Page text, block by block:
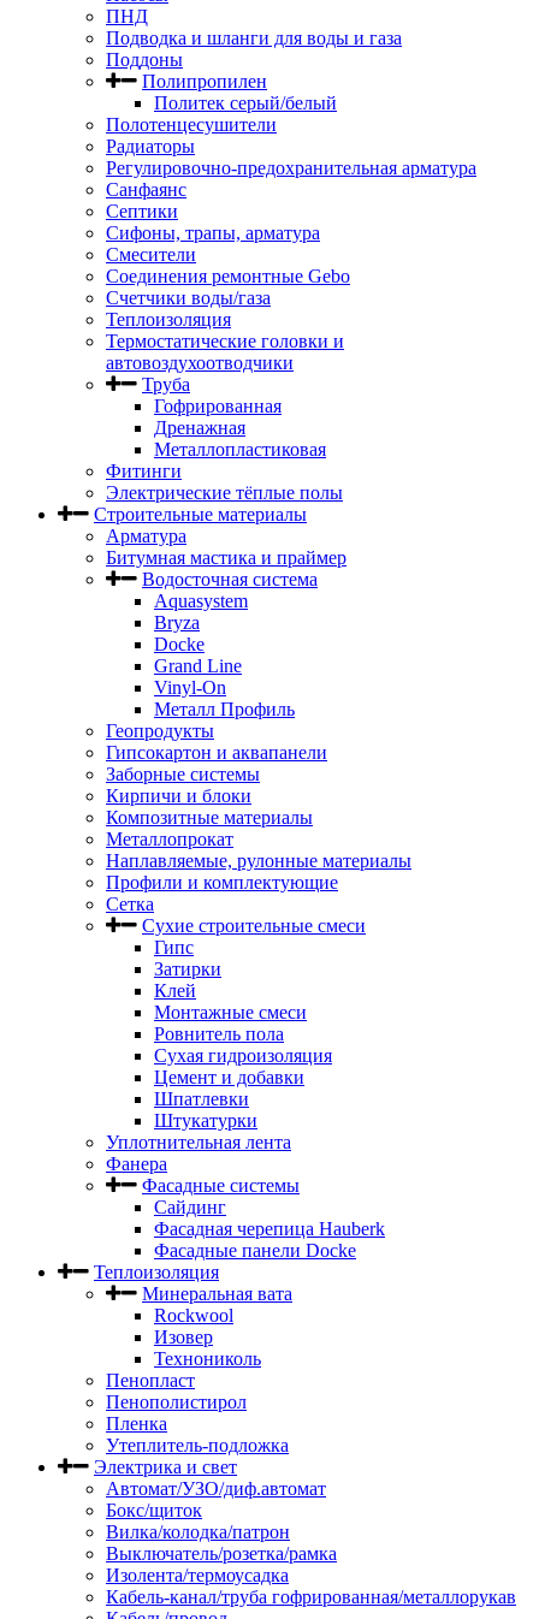
ПНД
Подводка и шланги для воды и газа
Поддоны
Полипропилен
Политек серый/белый
Полотенцесушители
Радиаторы
Регулировочно-предохранительная арматура
Санфаянс
Септики
Сифоны, трапы, арматура
Смесители
Соединения ремонтные Gebo
Счетчики воды/газа
Теплоизоляция
Термостатические головки и
автовоздухоотводчики
Труба
Гофрированная
Дренажная
Металлопластиковая
Фитинги
Электрические тёплые полы
Строительные материалы
Арматура
Битумная мастика и праймер
Водосточная система
Aquasystem
Bryza
Docke
Grand Line
Vinyl-On
Металл Профиль
Геопродукты
Гипсокартон и аквапанели
Заборные системы
Кирпичи и блоки
Композитные материалы
Металлопрокат
Наплавляемые, рулонные материалы
Профили и комплектующие
Сетка
Сухие строительные смеси
Гипс
Затирки
Клей
Монтажные смеси
Ровнитель пола
Сухая гидроизоляция
Цемент и добавки
Шпатлевки
Штукатурки
Уплотнительная лента
Фанера
Фасадные системы
Сайдинг
Фасадная черепица Hauberk
Фасадные панели Docke
Теплоизоляция
Минеральная вата
Rockwool
Изовер
Технониколь
Пенопласт
Пенополистирол
Пленка
Утеплитель-подложка
Электрика и свет
Автомат/УЗО/диф.автомат
Бокс/щиток
Вилка/колодка/патрон
Выключатель/розетка/рамка
Изолента/термоусадка
Кабель-канал/труба гофрированная/металлорукав